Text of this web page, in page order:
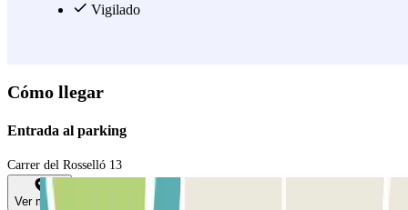
controlan que todos los vehículos estén en buenas condiciones.
Vigilado
Cómo llegar
Entrada al parking
Carrer del Rosselló 13
Ver mapa